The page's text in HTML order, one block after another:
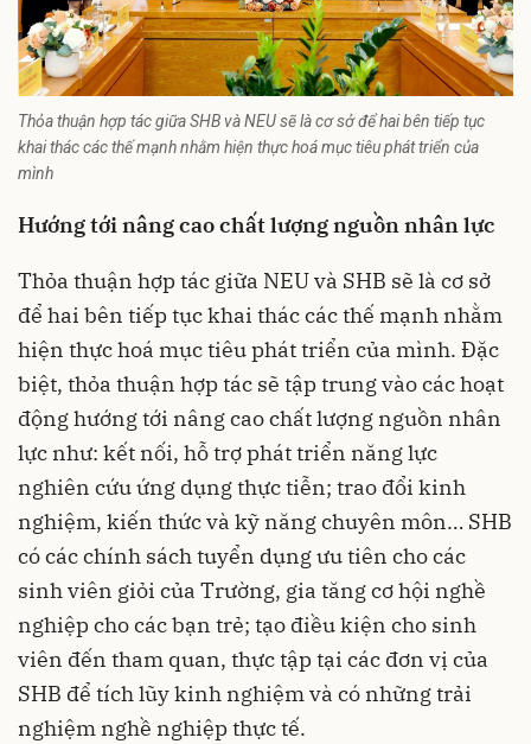
Thỏa thuận hợp tác giữa SHB và NEU sẽ là cơ sở để hai bên tiếp tục
khai thác các thế mạnh nhằm hiện thực hoá mục tiêu phát triển của
mình
Hướng tới nâng cao chất lượng nguồn nhân lực
Thỏa thuận hợp tác giữa NEU và SHB sẽ là cơ sở
để hai bên tiếp tục khai thác các thế mạnh nhằm
hiện thực hoá mục tiêu phát triển của mình. Đặc
biệt, thỏa thuận hợp tác sẽ tập trung vào các hoạt
động hướng tới nâng cao chất lượng nguồn nhân
lực như: kết nối, hỗ trợ phát triển năng lực
nghiên cứu ứng dụng thực tiễn; trao đổi kinh
nghiệm, kiến thức và kỹ năng chuyên môn… SHB
có các chính sách tuyển dụng ưu tiên cho các
sinh viên giỏi của Trường, gia tăng cơ hội nghề
nghiệp cho các bạn trẻ; tạo điều kiện cho sinh
viên đến tham quan, thực tập tại các đơn vị của
SHB để tích lũy kinh nghiệm và có những trải
nghiệm nghề nghiệp thực tế.